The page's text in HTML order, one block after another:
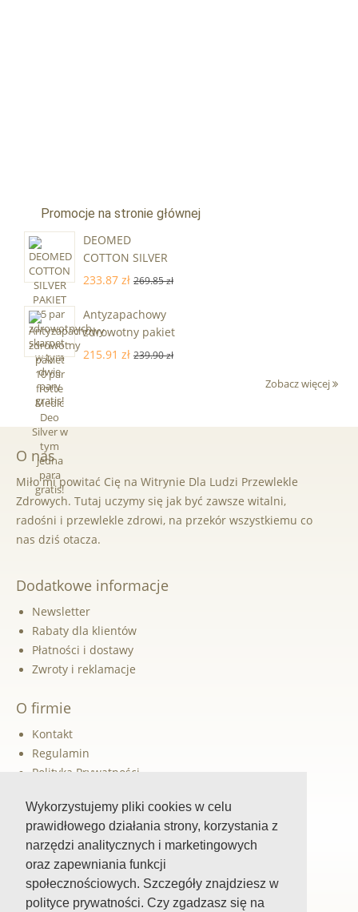
Wykorzystujemy pliki cookies w celu
prawidłowego działania strony, korzystania z
narzędzi analitycznych i marketingowych
oraz zapewniania funkcji
społecznościowych. Szczegóły znajdziesz w
polityce prywatności. Czy zgadzasz się na
Promocje na stronie głównej
DEOMED
COTTON SILVER
PAKIET 15 par
skarpet - w tym
dwie pary gratis!
233.87 zł 269.85 zł
Antyzapachowy
zdrowotny pakiet
10 par frotte
215.91 zł 239.90 zł
Zobacz więcej
O nas
Miło mi powitać Cię na Witrynie Dla Ludzi Przewlekle
Zdrowych. Tutaj uczymy się jak być zawsze witalni,
radośni i przewlekle zdrowi, na przekór wszystkiemu co
nas dziś otacza.
Dodatkowe informacje
Newsletter
Rabaty dla klientów
Płatności i dostawy
Zwroty i reklamacje
O firmie
Kontakt
Regulamin
Polityka Prywatności
Szybka pomoc
Śledź nas
Facebook